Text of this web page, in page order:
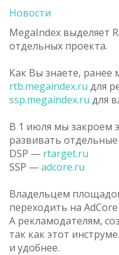
Новости
MegaIndex выделяет
отдельных проекта.
Как Вы знаете, ранее
rtb.megaindex.ru для
ssp.megaindex.ru для
В 1 июля мы закроем
развивать
DSP — rtarget.ru
SSP —adcore.ru
Владельцем
переходить на AdCore
А рекламодателям,
так как этот
и удобнее.